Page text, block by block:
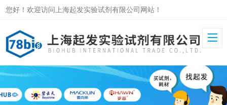
您好！欢迎访问上海起发实验试剂有限公司网站！